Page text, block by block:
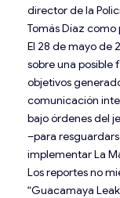
director de la
Tomás Díaz
El 28 de mayo de
sobre una
objetivos
comunicación
bajo órdenes del
–para
implementar La
Los reportes no
“Guacamaya